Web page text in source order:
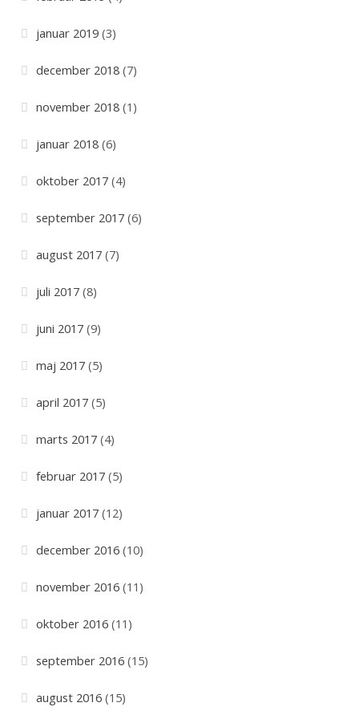
januar 2019(3)
december 2018(7)
november 2018(1)
januar 2018(6)
oktober 2017(4)
september 2017(6)
august 2017(7)
juli 2017(8)
juni 2017(9)
maj 2017(5)
april 2017(5)
marts 2017(4)
februar 2017(5)
januar 2017(12)
december 2016(10)
november 2016(11)
oktober 2016(11)
september 2016(15)
august 2016(15)